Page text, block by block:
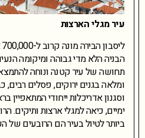
עיר מגלי הארצות
הבניה הלא מדי גבוהה ומיקומה
תחושה של עיר קטנה ונוחה
ומלאה בגנים ירוקים, פסלים רבים,
וסגנון אדריכלות ייחודי המתאפיין
ימיים, כיאה למגלי ארצות ותיקים.
ביותר לטיול בעיר הם הרובעים של